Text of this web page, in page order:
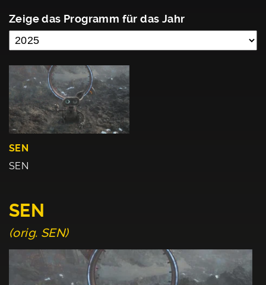
Zeige das Programm für das Jahr
SEN
SEN
SEN
(orig. SEN)